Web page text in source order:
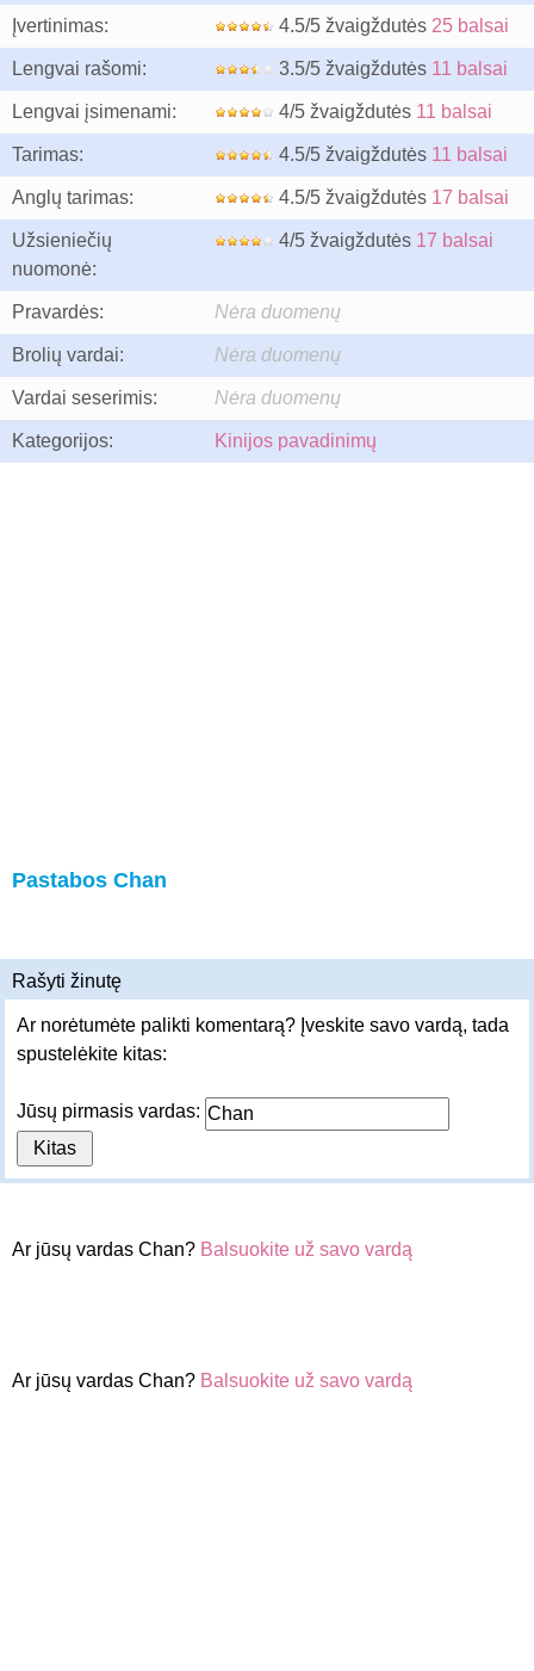
Įvertinimas: 4.5/5 žvaigždutės 25 balsai
Lengvai rašomi: 3.5/5 žvaigždutės 11 balsai
Lengvai įsimenami: 4/5 žvaigždutės 11 balsai
Tarimas: 4.5/5 žvaigždutės 11 balsai
Anglų tarimas: 4.5/5 žvaigždutės 17 balsai
Užsieniečių
nuomonė:
4/5 žvaigždutės 17 balsai
Pravardės: Nėra duomenų
Brolių vardai: Nėra duomenų
Vardai seserimis: Nėra duomenų
Kategorijos: Kinijos pavadinimų
Pastabos Chan
Rašyti žinutę
Ar norėtumėte palikti komentarą? Įveskite savo vardą, tada
spustelėkite kitas:
Jūsų pirmasis vardas:
Ar jūsų vardas Chan? Balsuokite už savo vardą
Ar jūsų vardas Chan? Balsuokite už savo vardą